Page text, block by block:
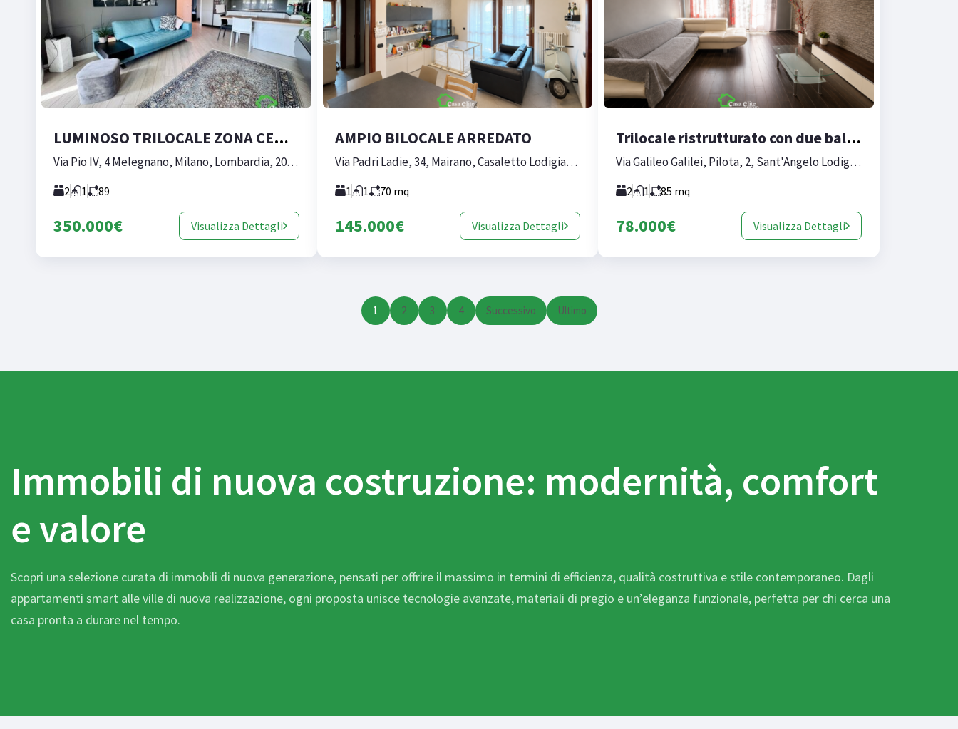
LUMINOSO TRILOCALE ZONA CENTRALE
Via Pio IV, 4 Melegnano, Milano, Lombardia, 20077, Italia
2 1 89
350.000€ Visualizza Dettagli
AMPIO BILOCALE ARREDATO
Via Padri Ladie, 34, Mairano, Casaletto Lodigiano, Lodi, Lombardia, 26852, Italia
1 1 70 mq
145.000€ Visualizza Dettagli
Trilocale ristrutturato con due balconi e cantina
Via Galileo Galilei, Pilota, 2, Sant'Angelo Lodigiano, Lodi, Lombardia, 26866, Italia
2 1 85 mq
78.000€ Visualizza Dettagli
1 2 3 4 Successivo Ultimo
Immobili di nuova costruzione: modernità, comfort
e valore
Scopri una selezione curata di immobili di nuova generazione, pensati per offrire il massimo in termini di efficienza, qualità costruttiva e stile contemporaneo. Dagli
appartamenti smart alle ville di nuova realizzazione, ogni proposta unisce tecnologie avanzate, materiali di pregio e un’eleganza funzionale, perfetta per chi cerca una
casa pronta a durare nel tempo.